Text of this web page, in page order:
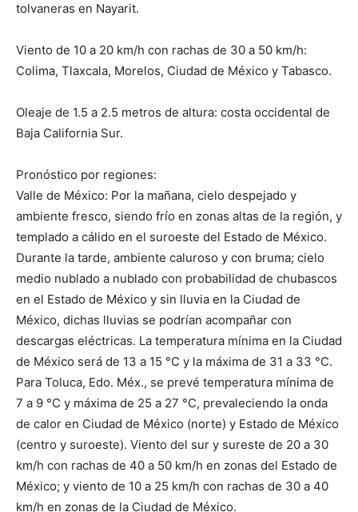
tolvaneras en Nayarit.
Viento de 10 a 20 km/h con rachas de 30 a 50 km/h:
Colima, Tlaxcala, Morelos, Ciudad de México y Tabasco.
Oleaje de 1.5 a 2.5 metros de altura: costa occidental de
Baja California Sur.
Pronóstico por regiones:
Valle de México: Por la mañana, cielo despejado y
ambiente fresco, siendo frío en zonas altas de la región, y
templado a cálido en el suroeste del Estado de México.
Durante la tarde, ambiente caluroso y con bruma; cielo
medio nublado a nublado con probabilidad de chubascos
en el Estado de México y sin lluvia en la Ciudad de
México, dichas lluvias se podrían acompañar con
descargas eléctricas. La temperatura mínima en la Ciudad
de México será de 13 a 15 °C y la máxima de 31 a 33 °C.
Para Toluca, Edo. Méx., se prevé temperatura mínima de
7 a 9 °C y máxima de 25 a 27 °C, prevaleciendo la onda
de calor en Ciudad de México (norte) y Estado de México
(centro y suroeste). Viento del sur y sureste de 20 a 30
km/h con rachas de 40 a 50 km/h en zonas del Estado de
México; y viento de 10 a 25 km/h con rachas de 30 a 40
km/h en zonas de la Ciudad de México.